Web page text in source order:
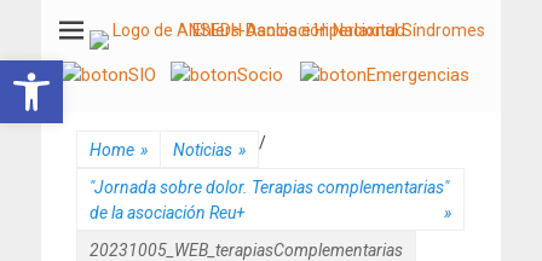
ANSEDH
Asociación Nacional del Síndrome de Ehlers-Danlos e Hiperlaxitud
Home » Noticias » /
"Jornada sobre dolor. Terapias complementarias"
de la asociación Reu+
»
20231005_WEB_terapiasComplementarias
Abrir barra de herramientas